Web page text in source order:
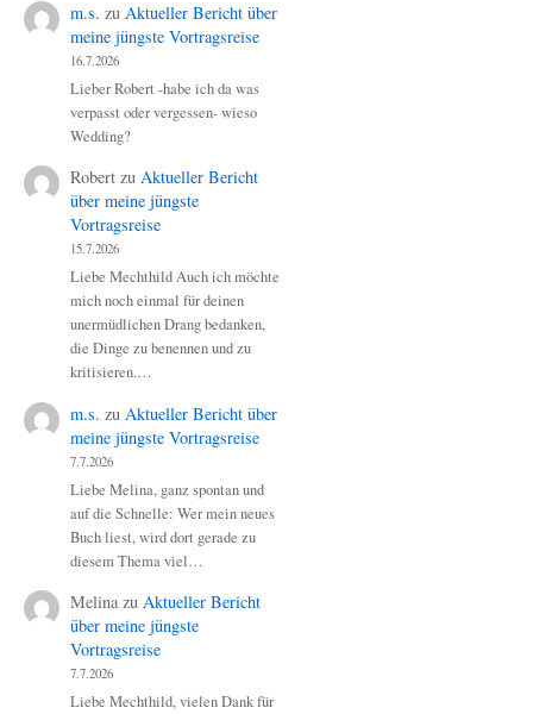
m.s. zu Aktueller Bericht über
meine jüngste Vortragsreise
16.7.2026
Lieber Robert -habe ich da was
verpasst oder vergessen- wieso
Wedding?
Robert zu Aktueller Bericht
über meine jüngste
Vortragsreise
15.7.2026
Liebe Mechthild Auch ich möchte
mich noch einmal für deinen
unermüdlichen Drang bedanken,
die Dinge zu benennen und zu
kritisieren.…
m.s. zu Aktueller Bericht über
meine jüngste Vortragsreise
7.7.2026
Liebe Melina, ganz spontan und
auf die Schnelle: Wer mein neues
Buch liest, wird dort gerade zu
diesem Thema viel…
Melina zu Aktueller Bericht
über meine jüngste
Vortragsreise
7.7.2026
Liebe Mechthild, vielen Dank für